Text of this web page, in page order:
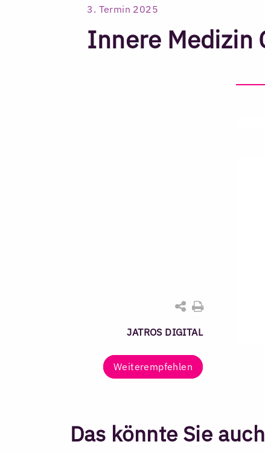
3. Termin 2025
Innere Medizin
JATROS DIGITAL
Weiterempfehlen
Das könnte Sie